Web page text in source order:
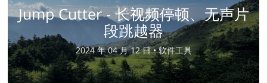
Jump Cutter - 长视频停顿、无声片
段跳越器
2024 年 04 月 12 日 •软件工具